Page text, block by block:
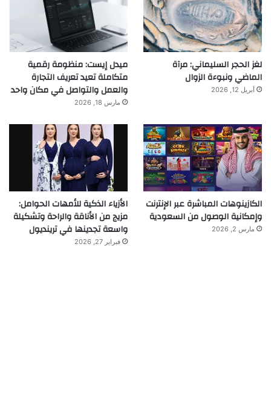
لغز الحجر السليماني: مرآة
الماضي ونبوءة الزوال
أبريل 12, 2026
ميدل إيست: منظومة رقمية
متكاملة تعيد تعريف التجارة
والعمل والتواصل في مكان واحد
مارس 18, 2026
الكازينوهات المباشرة عبر الإنترنت
وإمكانية الوصول من السعودية
مارس 2, 2026
الأزياء الذكية للأمهات الحوامل:
مزيج من الأناقة والراحة وتشكيلة
واسعة تجدينها في ترينديول
فبراير 27, 2026